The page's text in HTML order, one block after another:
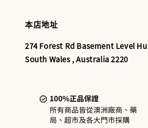
本店地址
274 Forest Rd Basement Level
South Wales , Australia 2220